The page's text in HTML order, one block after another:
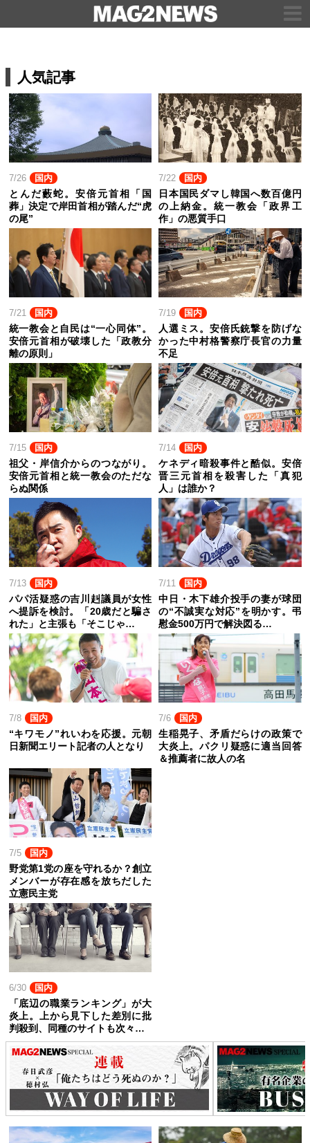
人気記事
7/26 国内
とんだ藪蛇。安倍元首相「国
葬」決定で岸田首相が踏んだ“虎
の尾”
7/22 国内
日本国民ダマし韓国へ数百億円
の上納金。統一教会「政界工
作」の悪質手口
7/21 国内
統一教会と自民は“一心同体”。
安倍元首相が破壊した「政教分
離の原則」
7/19 国内
人選ミス。安倍氏銃撃を防げな
かった中村格警察庁長官の力量
不足
7/15 国内
祖父・岸信介からのつながり。
安倍元首相と統一教会のただな
らぬ関係
7/14 国内
ケネディ暗殺事件と酷似。安倍
晋三元首相を殺害した「真犯
人」は誰か？
7/13 国内
パパ活疑惑の吉川赳議員が女性
へ提訴を検討。「20歳だと騙さ
れた」と主張も「そこじゃ…
7/11 国内
中日・木下雄介投手の妻が球団
の“不誠実な対応”を明かす。弔
慰金500万円で解決図る…
7/8 国内
“キワモノ”れいわを応援。元朝
日新聞エリート記者の人となり
7/6 国内
生稲晃子、矛盾だらけの政策で
大炎上。パクリ疑惑に適当回答
＆推薦者に故人の名
7/5 国内
野党第1党の座を守れるか？創立
メンバーが存在感を放ちだした
立憲民主党
6/30 国内
「底辺の職業ランキング」が大
炎上。上から見下した差別に批
判殺到、同種のサイトも次々…